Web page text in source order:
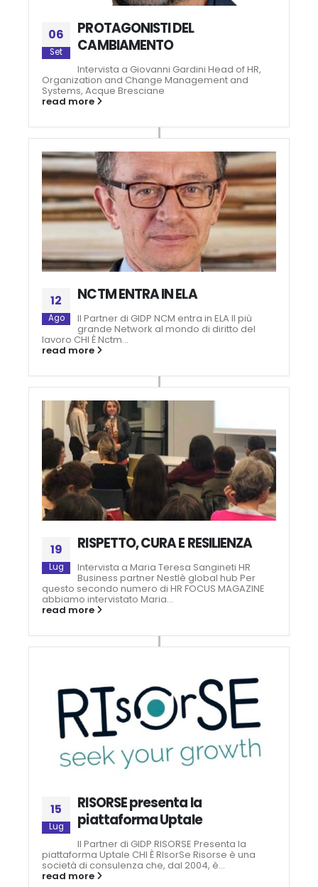
06
Set
PROTAGONISTI DEL
CAMBIAMENTO
Intervista a Giovanni Gardini Head of HR,
Organization and Change Management and
Systems, Acque Bresciane
read more
12
Ago
NCTM ENTRA IN ELA
Il Partner di GIDP NCM entra in ELA Il più
grande Network al mondo di diritto del
lavoro CHI È Nctm...
read more
19
Lug
RISPETTO, CURA E RESILIENZA
Intervista a Maria Teresa Sangineti HR
Business partner Nestlè global hub Per
questo secondo numero di HR FOCUS MAGAZINE
abbiamo intervistato Maria...
read more
15
Lug
RISORSE presenta la
piattaforma Uptale
Il Partner di GIDP RISORSE Presenta la
piattaforma Uptale CHI È RIsorSe Risorse è una
società di consulenza che, dal 2004, è...
read more